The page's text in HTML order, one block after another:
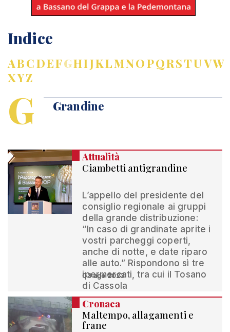
Indice
ABCDEFGHIJKLMNOPQRSTUVW
XYZ
G Grandine
Attualità
Ciambetti antigrandine
L’appello del presidente del
consiglio regionale ai gruppi
della grande distribuzione:
“In caso di grandinate aprite i
vostri parcheggi coperti,
anche di notte, e date riparo
alle auto.” Rispondono sì tre
ipermercati, tra cui il Tosano
di Cassola
03 ago 2023
Cronaca
Maltempo, allagamenti e
frane